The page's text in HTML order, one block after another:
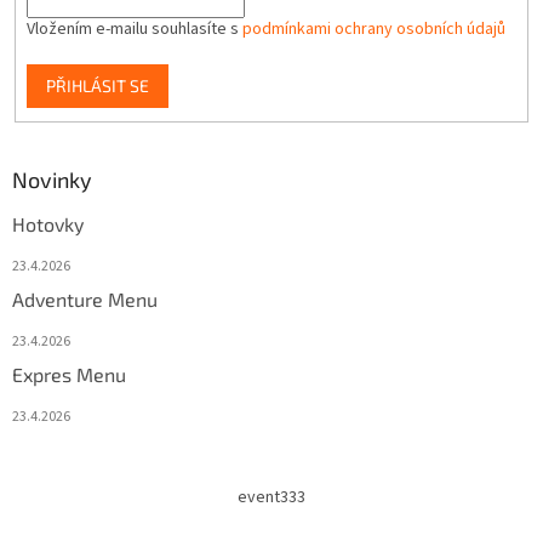
Vložením e-mailu souhlasíte s podmínkami ochrany osobních údajů
PŘIHLÁSIT SE
Novinky
Hotovky
23.4.2026
Adventure Menu
23.4.2026
Expres Menu
23.4.2026
event333